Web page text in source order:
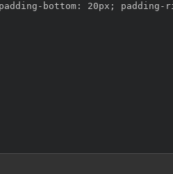
bottom: 20px; padding-